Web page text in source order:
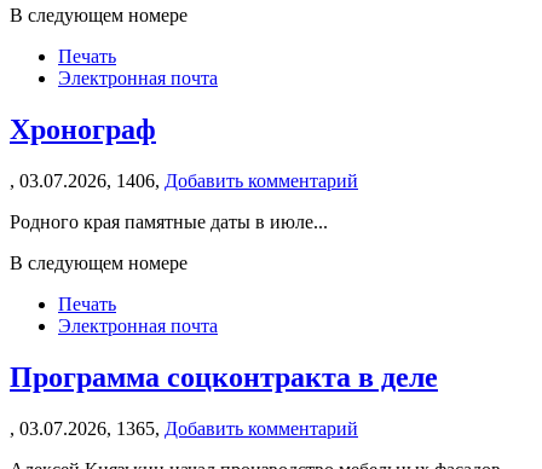
В следующем номере
Печать
Электронная почта
Хронограф
, 03.07.2026, 1406, Добавить комментарий
Родного края памятные даты в июле...
В следующем номере
Печать
Электронная почта
Программа соцконтракта в деле
, 03.07.2026, 1365, Добавить комментарий